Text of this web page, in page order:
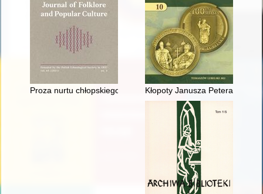
Proza nurtu chłopskiego wobec hegemonicznego dyskursu
Kłopoty Janusza Petera z